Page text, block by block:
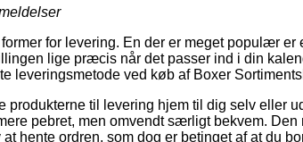
for levering. En der er meget populær er
lige præcis når det passer ind i din
leveringsmetode ved køb af Boxer
produkterne til levering hjem til dig selv eller
pebret, men omvendt særligt bekvem. Den
hente ordren, som dog er betinget af at du